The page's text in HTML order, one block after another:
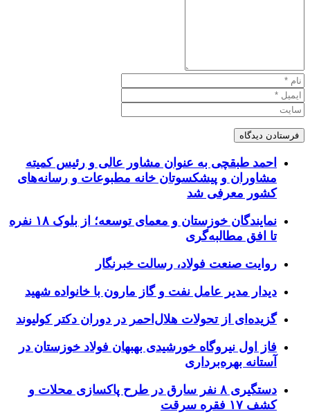
احمد طبقچی به عنوان مشاور عالی و رئیس کمیته
مشاوران و پیشکسوتان خانه مطبوعات و رسانه‌های
کشور معرفی شد
نمایندگان خوزستان و معمای توسعه؛ از بلوک ۱۸ نفره
تا افق مطالبه‌گری
روایت صنعت فولاد،‌ رسالت خبرنگار
دیدار مدیر عامل نفت و گاز مارون با خانواده شهید
گزیده‌ای از تحولات هلال‌احمر در دوران دکتر کولیوند
فاز اول نیروگاه خورشیدی بهبهان فولاد خوزستان در
آستانه بهره‌برداری
دستگیری ۸ نفر سارق در طرح پاکسازی محلات و
کشف ۱۷ فقره سرقت